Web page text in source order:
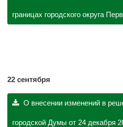
границах городского округа
22 сентября
О внесении изменений в
городской Думы от 24 декабря